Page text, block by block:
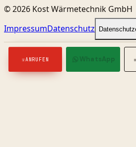
©2026 Kost Wärmetechnik GmbH
ImpressumDatenschutz
☏ANRUFEN WhatsApp